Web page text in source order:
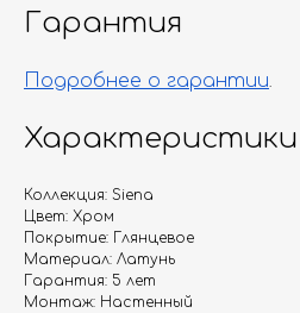
Гарантия
Подробнее о гарантии.
Характеристики
Коллекция: Siena
Цвет: Хром
Покрытие: Глянцевое
Материал: Латунь
Гарантия: 5 лет
Монтаж: Настенный